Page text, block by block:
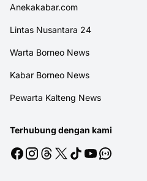
Anekakabar.com
Lintas Nusantara 24
Warta Borneo News
Kabar Borneo News
Pewarta Kalteng News
Terhubung dengan kami